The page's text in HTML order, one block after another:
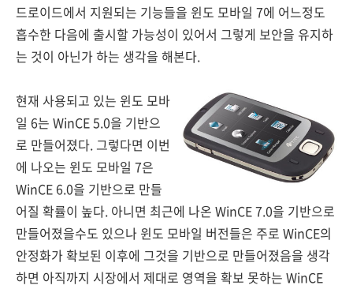
드로이드에서 지원되는 기능들을 윈도 모바일 7에 어느정도
흡수한 다음에 출시할 가능성이 있어서 그렇게 보안을 유지하
는 것이 아닌가 하는 생각을 해본다.
현재 사용되고 있는 윈도 모바
일 6는 WinCE 5.0을 기반으
로 만들어졌다. 그렇다면 이번
에 나오는 윈도 모바일 7은
WinCE 6.0을 기반으로 만들
어질 확률이 높다. 아니면 최근에 나온 WinCE 7.0을 기반으로
만들어졌을수도 있으나 윈도 모바일 버전들은 주로 WinCE의
안정화가 확보된 이후에 그것을 기반으로 만들어졌음을 생각
하면 아직까지 시장에서 제대로 영역을 확보 못하는 WinCE